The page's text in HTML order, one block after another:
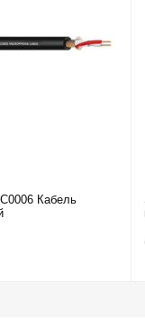
Кабель